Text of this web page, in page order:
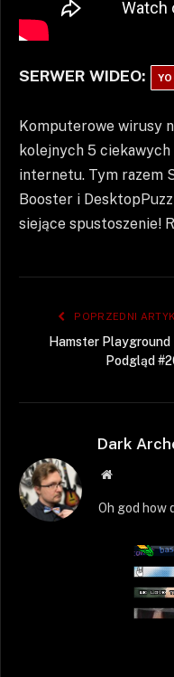
SERWER WIDEO:
Komputerowe wirusy
kolejnych 5
internetu. Tym razem
Booster i
siejące spustoszenie!
POPRZEDNI
Hamster
Podgląd
Dark
Strona
Oh god how